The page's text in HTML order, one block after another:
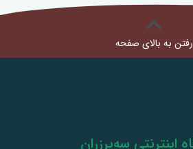
رفتن به بالای صفحه
اینترنتی سه‌پرزران